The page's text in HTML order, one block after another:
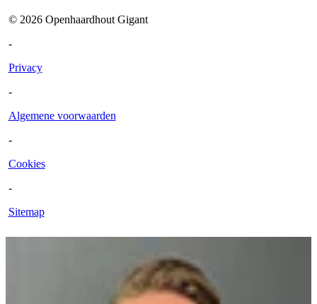
© 2026Openhaardhout Gigant
-
Privacy
-
Algemene voorwaarden
-
Cookies
-
Sitemap